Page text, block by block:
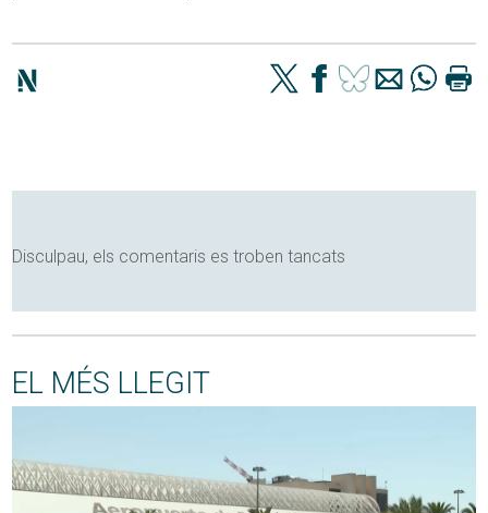
Disculpau, els comentaris es troben tancats
EL MÉS LLEGIT